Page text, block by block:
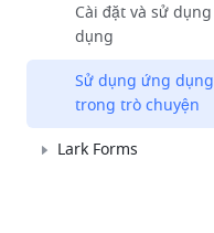
Cài đặt và sử
dụng
Sử dụng ứng
trong trò chuyện
Lark Forms